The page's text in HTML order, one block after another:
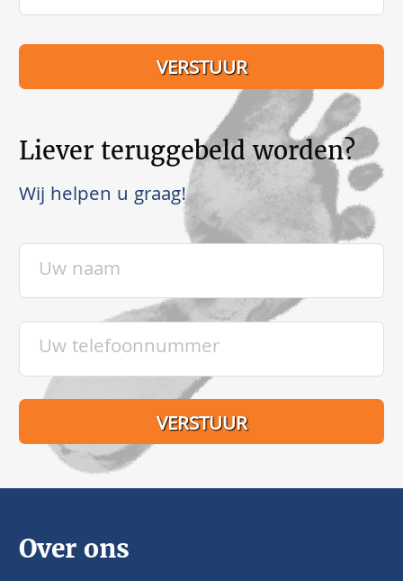
Liever teruggebeld worden?
Wij helpen u graag!
Over ons